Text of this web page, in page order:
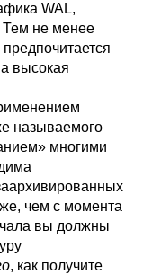
WAL,
Тем не менее
высокая
называемого
» многими
чем с момента
вы должны
, как получите